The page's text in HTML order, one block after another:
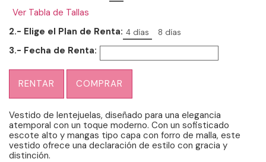
Ver Tabla de Tallas
2.- Elige el Plan de Renta: 4 días 8 días
3.- Fecha de Renta:
RENTAR COMPRAR
Vestido de lentejuelas, diseñado para una elegancia
atemporal con un toque moderno. Con un sofisticado
escote alto y mangas tipo capa con forro de malla, este
vestido ofrece una declaración de estilo con gracia y
distinción.